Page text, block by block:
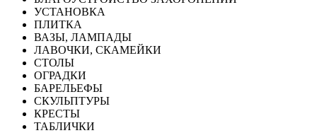
УСТАНОВКА
ПЛИТКА
ВАЗЫ, ЛАМПАДЫ
ЛАВОЧКИ, СКАМЕЙКИ
СТОЛЫ
ОГРАДКИ
БАРЕЛЬЕФЫ
СКУЛЬПТУРЫ
КРЕСТЫ
ТАБЛИЧКИ